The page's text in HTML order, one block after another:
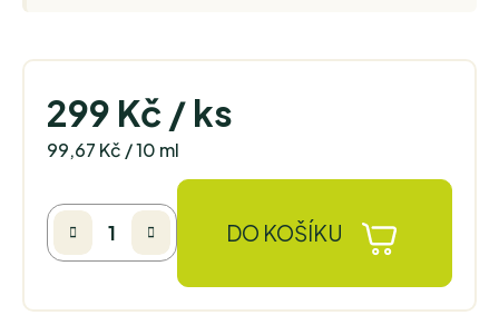
299 Kč / ks
Měrná cena:
99,67 Kč / 10 ml
DO KOŠÍKU